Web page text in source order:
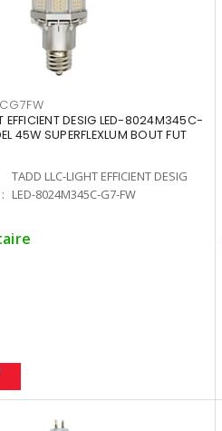
EFFICIENT DESIG LED-8024M345C-
45W SUPERFLEXLUM BOUT FUT
TADD LLC-LIGHT EFFICIENT DESIG
LED-8024M345C-G7-FW